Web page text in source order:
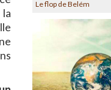
Le flop de Belém